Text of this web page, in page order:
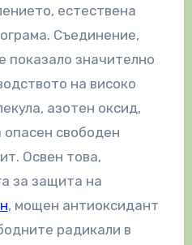
естествена
Съединение,
показало значително
на високо
азотен оксид,
опасен свободен
Освен това,
за защита на
, мощен антиоксидант
радикали в